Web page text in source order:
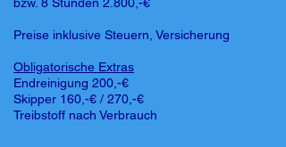
Preise inklusive Steuern, Versicherung
Obligatorische Extras
Endreinigung 200,-€
Skipper 160,-€ / 270,-€
Treibstoff nach Verbrauch